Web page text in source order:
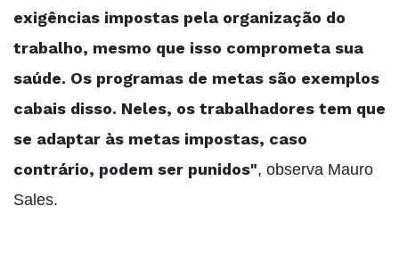
exigências impostas pela organização do
trabalho, mesmo que isso comprometa sua
saúde. Os programas de metas são exemplos
cabais disso. Neles, os trabalhadores tem que
se adaptar às metas impostas, caso
contrário, podem ser punidos", observa Mauro
Sales.